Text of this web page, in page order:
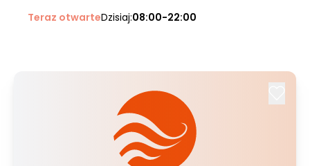
Teraz otwarteDzisiaj:08:00-22:00